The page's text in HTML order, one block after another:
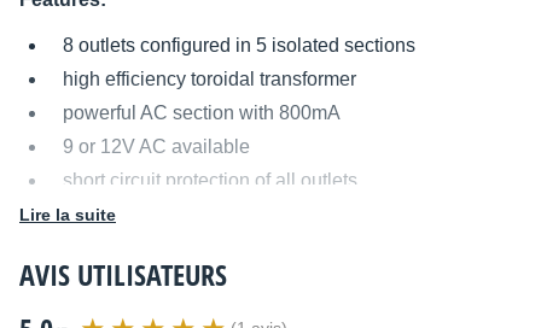
8 outlets configured in 5 isolated sections
high efficiency toroidal transformer
powerful AC section with 800mA
9 or 12V AC available
short circuit protection of all outlets
advanced LED monitoring of each section
detachable mains power cord
a total of
11 Flex cables included
Lire la suite
AVIS UTILISATEURS